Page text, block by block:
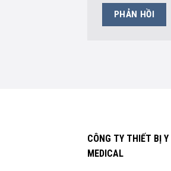
CÔNG TY THIẾT BỊ
MEDICAL